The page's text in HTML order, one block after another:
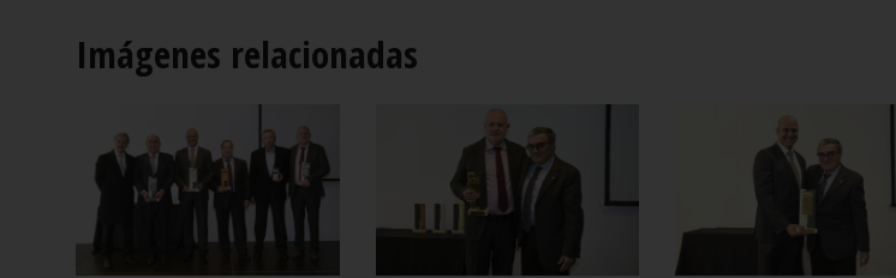
Imágenes relacionadas